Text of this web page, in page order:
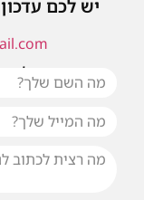
יש לכם
או שילחו